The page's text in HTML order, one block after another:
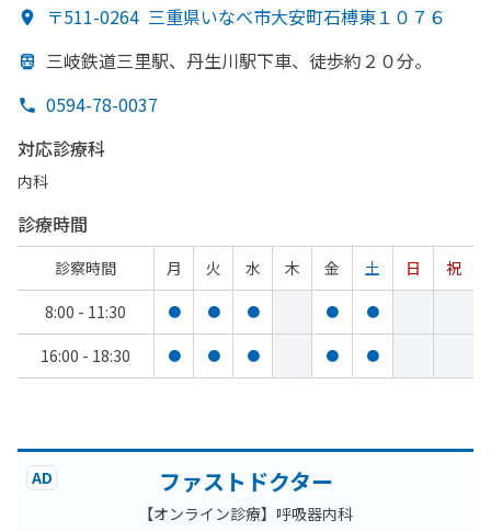
〒511-0264 三重県いなべ市大安町石榑東１０７６
三岐鉄道三里駅、 丹生川駅下車、 徒歩約２０分。
0594-78-0037
対応診療科
内科
診療時間
診察時間 月 火 水 木 金 土 日
祝
8:00 - 11:30
● ● ● ● ●
16:00 - 18:30 ● ● ● ● ●
AD ファストドクター
【オンライン診療】呼吸器内科